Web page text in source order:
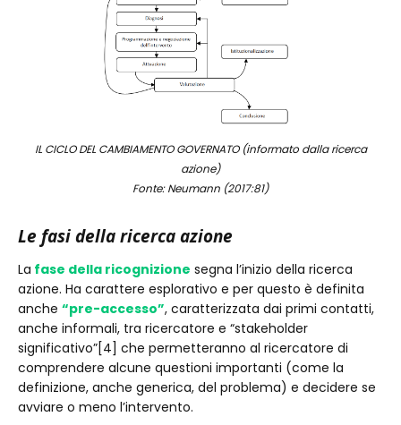
IL CICLO DEL CAMBIAMENTO GOVERNATO (informato dalla ricerca
azione)
Fonte: Neumann (2017:81)
Le fasi della ricerca azione
La fase della ricognizione segna l’inizio della ricerca
azione. Ha carattere esplorativo e per questo è definita
anche “pre-accesso”, caratterizzata dai primi contatti,
anche informali, tra ricercatore e “stakeholder
significativo”[4] che permetteranno al ricercatore di
comprendere alcune questioni importanti (come la
definizione, anche generica, del problema) e decidere se
avviare o meno l’intervento.